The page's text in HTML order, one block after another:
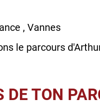
, Vannes
le parcours
DE TON